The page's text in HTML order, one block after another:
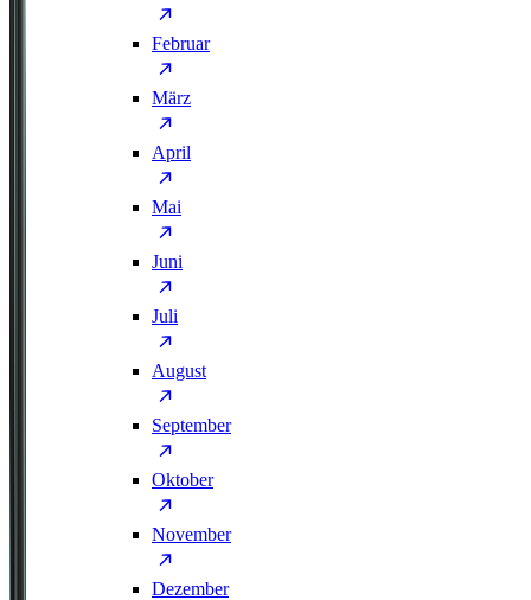
Februar
März
April
Mai
Juni
Juli
August
September
Oktober
November
Dezember